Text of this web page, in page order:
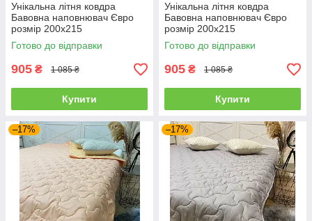
Унікальна літня ковдра
Бавовна наповнювач Євро
розмір 200х215
Готово до відправки
905 ₴ 1 085 ₴
Купити
Унікальна літня ковдра
Бавовна наповнювач Євро
розмір 200х215
Готово до відправки
905 ₴ 1 085 ₴
Купити
–17% –17%